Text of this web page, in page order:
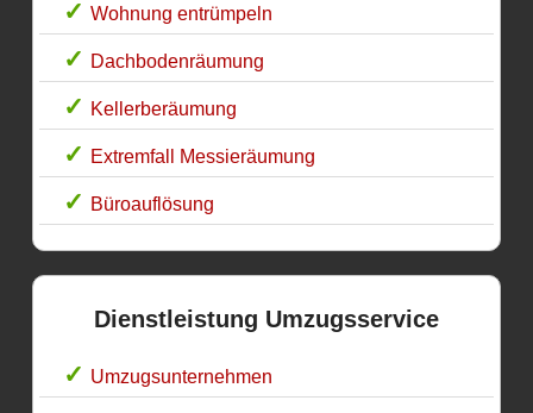
Wohnung entrümpeln
Dachbodenräumung
Kellerberäumung
Extremfall Messieräumung
Büroauflösung
Dienstleistung Umzugsservice
Umzugsunternehmen